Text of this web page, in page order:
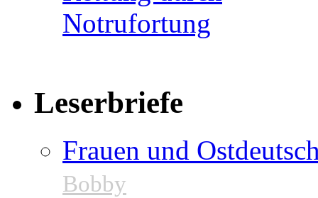
Leserbriefe
Frauen und
Bobby